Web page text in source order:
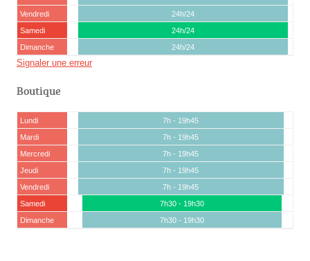
Vendredi
24h/24
Samedi
24h/24
Dimanche
24h/24
Signaler une erreur
Boutique
Lundi
7h - 19h45
Mardi
7h - 19h45
Mercredi
7h - 19h45
Jeudi
7h - 19h45
Vendredi
7h - 19h45
Samedi
7h30 - 19h30
Dimanche
7h30 - 19h30